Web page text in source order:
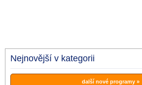
Nejnovější v kategorii
další nové programy »